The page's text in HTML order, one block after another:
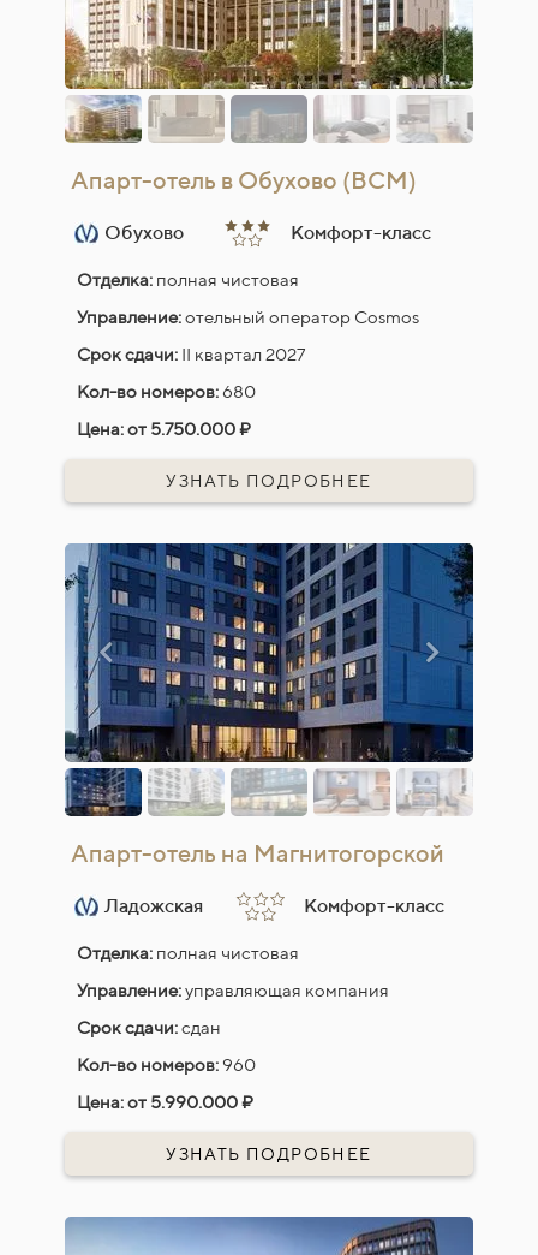
Апарт-отель в Обухово (ВСМ)
Обухово Комфорт-класс
Отделка: полная чистовая
Управление:отельный оператор Cosmos
Срок сдачи: II квартал 2027
Кол-во номеров:680
Цена:от 5.750.000 ₽
УЗНАТЬ ПОДРОБНЕЕ
Апарт-отель на Магнитогорской
Ладожская Комфорт-класс
Отделка: полная чистовая
Управление:управляющая компания
Срок сдачи:сдан
Кол-во номеров: 960
Цена:от 5.990.000 ₽
УЗНАТЬ ПОДРОБНЕЕ